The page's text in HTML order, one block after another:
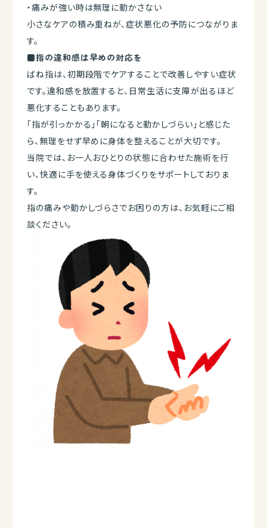
・痛みが強い時は無理に動かさない
小さなケアの積み重ねが、症状悪化の予防につながりま
す。
■指の違和感は早めの対応を
ばね指は、初期段階でケアすることで改善しやすい症状
です。違和感を放置すると、日常生活に支障が出るほど
悪化することもあります。
「指が引っかかる」「朝になると動かしづらい」と感じた
ら、無理をせず早めに身体を整えることが大切です。
当院では、お一人おひとりの状態に合わせた施術を行
い、快適に手を使える身体づくりをサポートしておりま
す。
指の痛みや動かしづらさでお困りの方は、お気軽にご相
談ください。